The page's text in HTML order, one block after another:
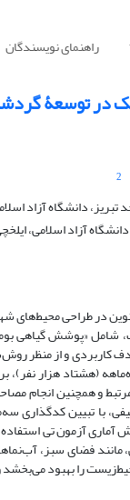
راهنمای نویسندگان
در توسعۀ
2
دانشگاه آزاد
آزاد اسلامی،
در طراحی
شامل «پوشش گیاهی
کاربردی و از منظر
و همچنین انجام
تبیین کدگذاری
آماریآزمون تی
فضای سبز،
را بهبود